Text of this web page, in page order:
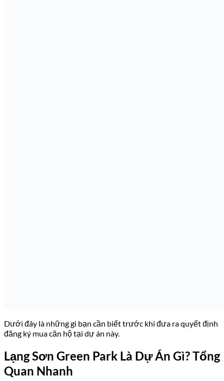
Dưới đây là những gì bạn cần biết trước khi đưa ra quyết định
đăng ký mua căn hộ tại dự án này.
Lạng Sơn Green Park Là Dự Án Gì? Tổng
Quan Nhanh